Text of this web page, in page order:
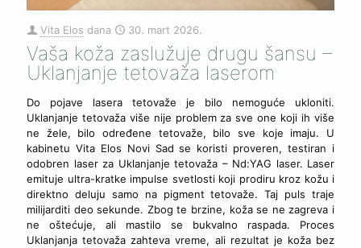
Vita Elos dana 30. mart 2026.
Vaša koža zaslužuje drugu šansu –
Uklanjanje tetovaža laserom
Do pojave lasera tetovaže je bilo nemoguće ukloniti.
Uklanjanje tetovaža više nije problem za sve one koji ih više
ne žele, bilo određene tetovaže, bilo sve koje imaju. U
kabinetu Vita Elos Novi Sad se koristi proveren, testiran i
odobren laser za Uklanjanje tetovaža – Nd:YAG laser. Laser
emituje ultra-kratke impulse svetlosti koji prodiru kroz kožu i
direktno deluju samo na pigment tetovaže. Taj puls traje
milijarditi deo sekunde. Zbog te brzine, koža se ne zagreva i
ne oštećuje, ali mastilo se bukvalno raspada. Proces
Uklanjanja tetovaža zahteva vreme, ali rezultat je koža bez